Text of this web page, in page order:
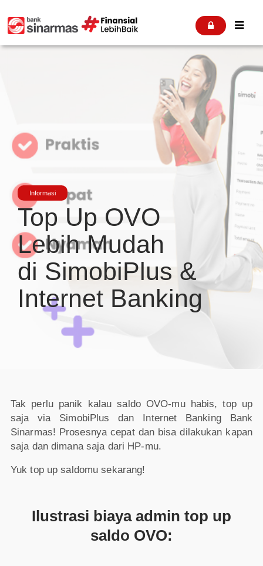
 
Informasi
Top Up OVO
Lebih Mudah
di SimobiPlus &
Internet Banking
Tak perlu panik kalau saldo OVO-mu habis, top up
saja via SimobiPlus dan Internet Banking Bank
Sinarmas! Prosesnya cepat dan bisa dilakukan kapan
saja dan dimana saja dari HP-mu.
Yuk top up saldomu sekarang!
Ilustrasi biaya admin top up
saldo OVO: